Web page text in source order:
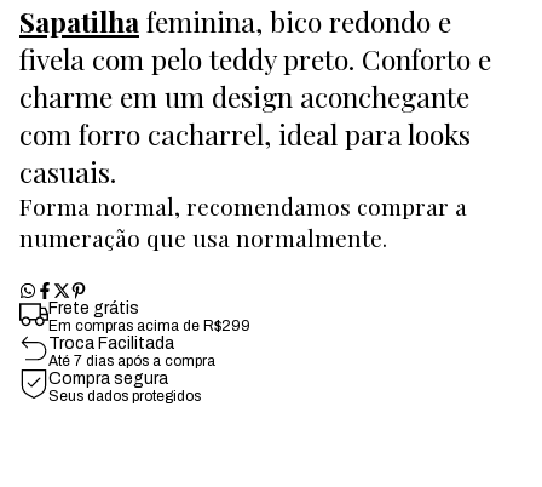
Sapatilha feminina, bico redondo e
fivela com pelo teddy preto. Conforto e
charme em um design aconchegante
com forro cacharrel, ideal para looks
casuais.
Forma normal, recomendamos comprar a
numeração que usa normalmente.
Frete grátis
Em compras acima de R$299
Troca Facilitada
Até 7 dias após a compra
Compra segura
Seus dados protegidos